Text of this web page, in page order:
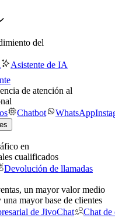
del
Asistente de IA
de atención al
Chatbot WhatsApp
en
cualificados
Devolución de llamadas
un mayor valor medio
mayor base de clientes
de JivoChat
Chat de